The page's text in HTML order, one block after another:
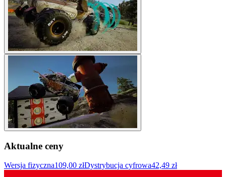
Aktualne ceny
Wersja fizyczna109,00 złDystrybucja cyfrowa42,49 zł